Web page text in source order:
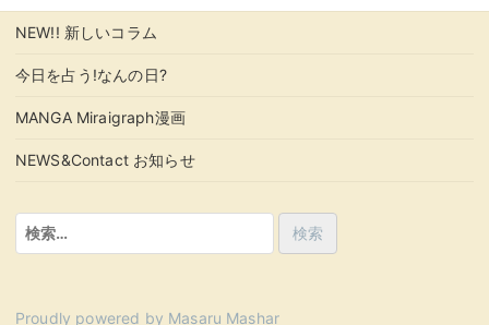
NEW!! 新しいコラム
今日を占う!なんの日?
MANGA Miraigraph漫画
NEWS&Contact お知らせ
検
索:
Proudly powered by Masaru Mashar